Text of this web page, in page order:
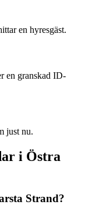
en hyresgäst.
en granskad ID-
just nu.
i Östra
Strand?